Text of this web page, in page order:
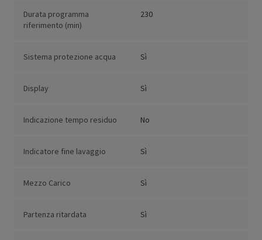
Durata programma
riferimento (min)
230
Sistema protezione acqua Sì
Display Sì
Indicazione tempo residuo No
Indicatore fine lavaggio Sì
Mezzo Carico Sì
Partenza ritardata Sì